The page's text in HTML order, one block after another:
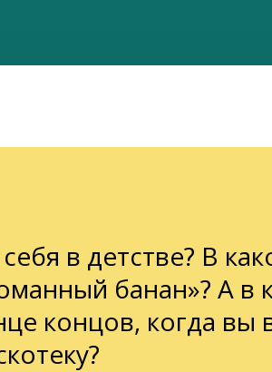
в детстве? В
банан»? А в
концов, когда